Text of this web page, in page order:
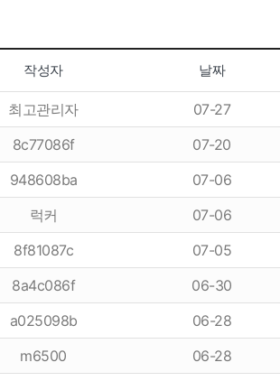
작성자 날짜
최고관리자 07-27
8c77086f
07-20
948608ba
07-06
럭커
07-06
8f81087c
07-05
8a4c086f
06-30
a025098b
06-28
m6500
06-28